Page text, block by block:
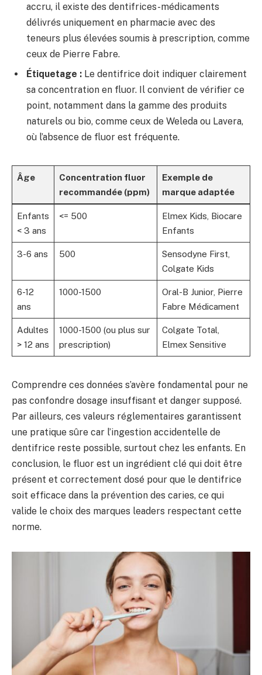
accru, il existe des dentifrices-médicaments
délivrés uniquement en pharmacie avec des
teneurs plus élevées soumis à prescription, comme
ceux de Pierre Fabre.
Étiquetage : Le dentifrice doit indiquer clairement
sa concentration en fluor. Il convient de vérifier ce
point, notamment dans la gamme des produits
naturels ou bio, comme ceux de Weleda ou Lavera,
où l’absence de fluor est fréquente.
Âge
Concentration fluor
recommandée (ppm)
Exemple de
marque adaptée
Enfants
< 3 ans
<= 500
Elmex Kids, Biocare
Enfants
3-6 ans 500
Sensodyne First,
Colgate Kids
6-12
ans
1000-1500
Oral-B Junior, Pierre
Fabre Médicament
Adultes
> 12 ans
1000-1500 (ou plus sur
prescription)
Colgate Total,
Elmex Sensitive
Comprendre ces données s’avère fondamental pour ne
pas confondre dosage insuffisant et danger supposé.
Par ailleurs, ces valeurs réglementaires garantissent
une pratique sûre car l’ingestion accidentelle de
dentifrice reste possible, surtout chez les enfants. En
conclusion, le fluor est un ingrédient clé qui doit être
présent et correctement dosé pour que le dentifrice
soit efficace dans la prévention des caries, ce qui
valide le choix des marques leaders respectant cette
norme.